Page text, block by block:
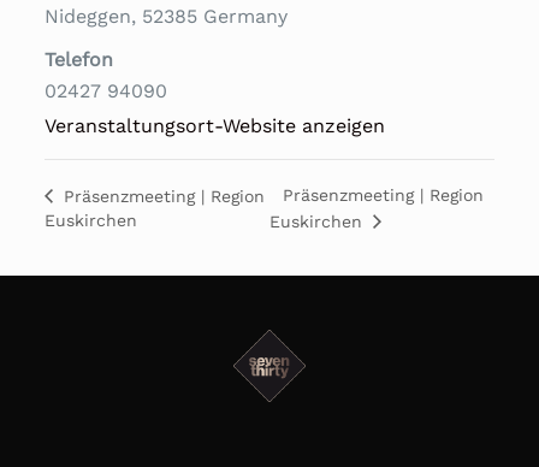
Nideggen, 52385 Germany
Telefon
02427 94090
Veranstaltungsort-Website anzeigen
Präsenzmeeting | Region
Euskirchen
Präsenzmeeting | Region
Euskirchen